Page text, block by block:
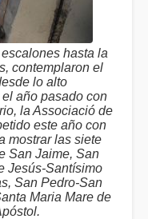
hasta la
contemplaron el
lo alto
año pasado con
la Associació de
este año con
mostrar las siete
San Jaime, San
Jesús-Santísimo
San Pedro-San
Maria Mare de